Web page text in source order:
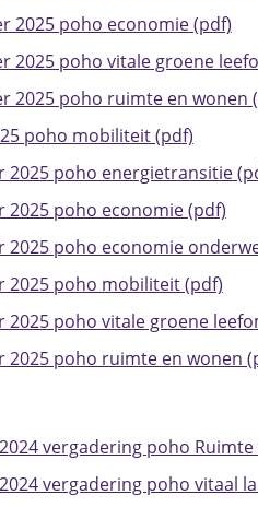
2025 poho economie (pdf)
2025 poho vitale groene
2025 poho ruimte en wonen
poho mobiliteit (pdf)
2025 poho energietransitie
2025 poho economie (pdf)
2025 poho economie
2025 poho mobiliteit (pdf)
2025 poho vitale groene
2025 poho ruimte en wonen
vergadering poho
vergadering poho vitaal